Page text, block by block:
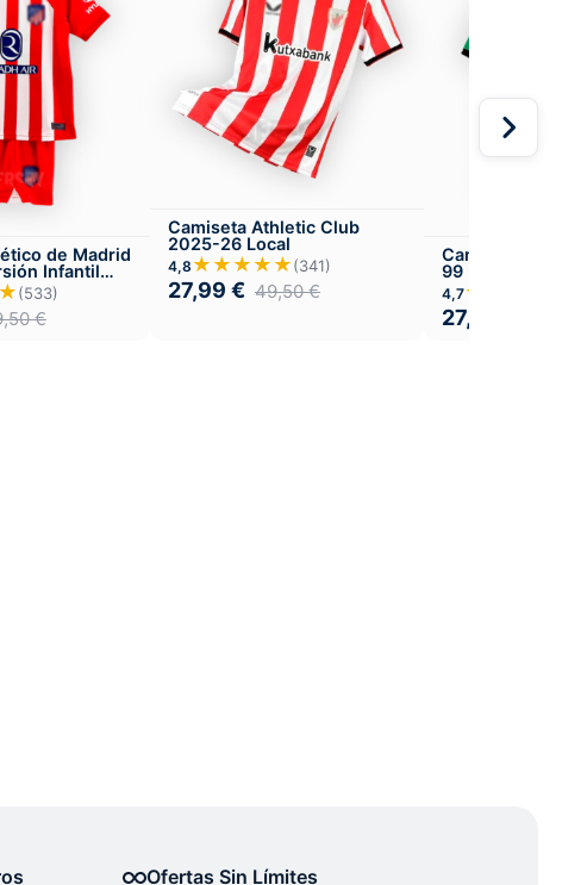
de Madrid
Infantil
(533)
€
Camiseta Athletic Club
2025-26 Local
4,8 ★★★★★(341)
27,99 € 49,50€
Camiseta
99 Local
4,7
27,99
Ofertas Sin Límites